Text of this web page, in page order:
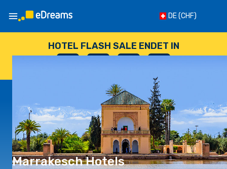
DE(CHF)
HOTEL FLASH SALE ENDET IN
Marrakesch Hotels